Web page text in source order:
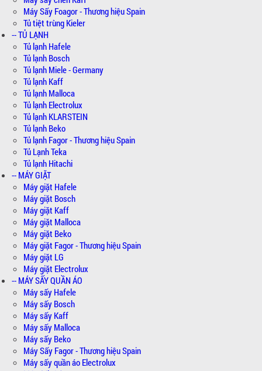
Máy Sấy Foagor - Thương hiệu Spain
Tủ tiệt trùng Kieler
-- TỦ LẠNH
Tủ lạnh Hafele
Tủ lạnh Bosch
Tủ lạnh Miele - Germany
Tủ lạnh Kaff
Tủ lạnh Malloca
Tủ lạnh Electrolux
Tủ lạnh KLARSTEIN
Tủ lạnh Beko
Tủ lạnh Fagor - Thương hiệu Spain
Tủ Lạnh Teka
Tủ lạnh Hitachi
-- MÁY GIẶT
Máy giặt Hafele
Máy giặt Bosch
Máy giặt Kaff
Máy giặt Malloca
Máy giặt Beko
Máy giặt Fagor - Thương hiệu Spain
Máy giặt LG
Máy giặt Electrolux
-- MÁY SẤY QUẦN ÁO
Máy sấy Hafele
Máy sấy Bosch
Máy sấy Kaff
Máy sấy Malloca
Máy sấy Beko
Máy Sấy Fagor - Thương hiệu Spain
Máy sấy quần áo Electrolux